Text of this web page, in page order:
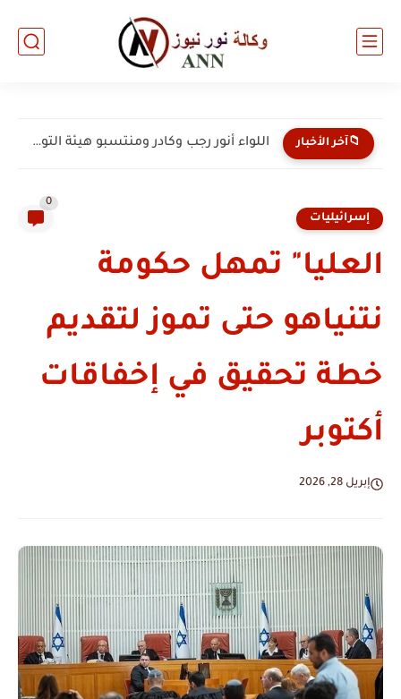
📁آخر الأخبار اللواء أنور رجب وكادر ومنتسبو هيئة التوجيه الوطني والمعنوي ينعون...
إسرائيليات
0
العليا" تمهل حكومة
نتنياهو حتى تموز لتقديم
خطة تحقيق في إخفاقات
أكتوبر
إبريل 28, 2026